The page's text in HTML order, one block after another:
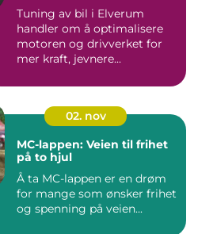
Tuning av bil i Elverum
handler om å optimalisere
motoren og drivverket for
mer kraft, jevnere...
02. nov
MC-lappen: Veien til frihet
på to hjul
Å ta MC-lappen er en drøm
for mange som ønsker frihet
og spenning på veien...